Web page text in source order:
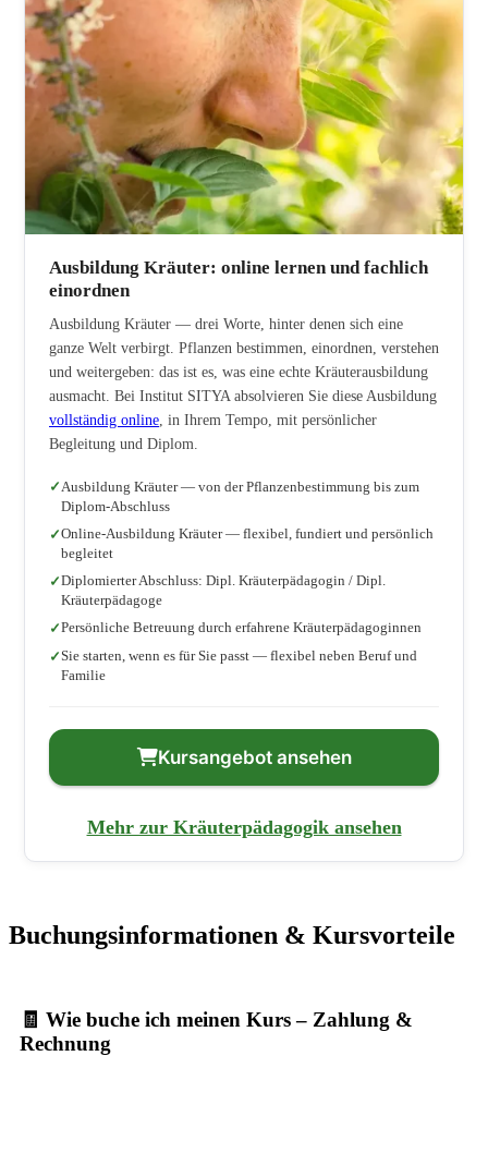
Ausbildung Kräuter: online lernen und fachlich
einordnen
Ausbildung Kräuter — drei Worte, hinter denen sich eine
ganze Welt verbirgt. Pflanzen bestimmen, einordnen, verstehen
und weitergeben: das ist es, was eine echte Kräuterausbildung
ausmacht. Bei Institut SITYA absolvieren Sie diese Ausbildung
vollständig online , in Ihrem Tempo, mit persönlicher
Begleitung und Diplom.
Ausbildung Kräuter — von der Pflanzenbestimmung bis zum
Diplom-Abschluss
Online-Ausbildung Kräuter — flexibel, fundiert und persönlich
begleitet
Diplomierter Abschluss: Dipl. Kräuterpädagogin / Dipl.
Kräuterpädagoge
Persönliche Betreuung durch erfahrene Kräuterpädagoginnen
Sie starten, wenn es für Sie passt — flexibel neben Beruf und
Familie
Kursangebot ansehen
Mehr zur Kräuterpädagogik ansehen
Buchungsinformationen & Kursvorteile
🧾 Wie buche ich meinen Kurs – Zahlung &
Rechnung